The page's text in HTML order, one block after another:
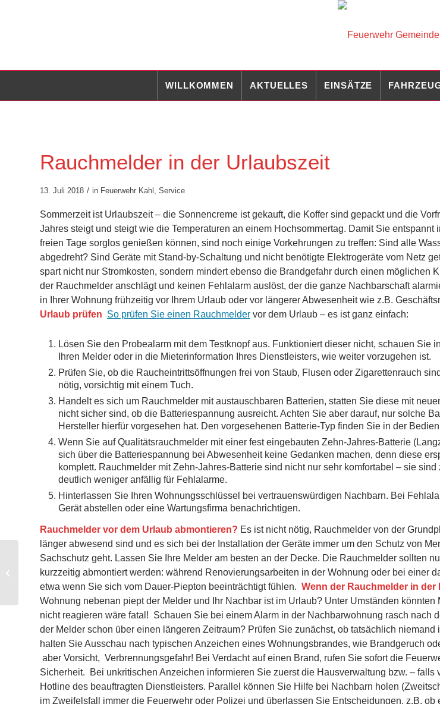
WILLKOMMEN AKTUELLES EINSÄTZE
Rauchmelder in der Urlaubszeit
13. Juli 2018 / in Feuerwehr Kahl , Service
Sommerzeit ist Urlaubszeit – die Sonnencreme ist gekauft, die Koffer sind gepackt und die
Jahres steigt und steigt wie die Temperaturen an einem Hochsommertag. Damit Sie entspannt
freien Tage sorglos genießen können, sind noch einige Vorkehrungen zu treffen: Sind alle
abgedreht? Sind Geräte mit Stand-by-Schaltung und nicht benötigte Elektrogeräte vom Netz
spart nicht nur Stromkosten, sondern mindert ebenso die Brandgefahr durch einen möglichen
der Rauchmelder anschlägt und keinen Fehlalarm auslöst, der die ganze Nachbarschaft
in Ihrer Wohnung frühzeitig vor Ihrem Urlaub oder vor längerer Abwesenheit wie z.B.
Urlaub prüfen So prüfen Sie einen Rauchmelder vor dem Urlaub – es ist ganz einfach:
Lösen Sie den Probealarm mit dem Testknopf aus. Funktioniert dieser nicht, schauen Sie
Ihren Melder oder in die Mieterinformation Ihres Dienstleisters, wie weiter vorzugehen ist.
Prüfen Sie, ob die Raucheintrittsöffnungen frei von Staub, Flusen oder Zigarettenrauch
nötig, vorsichtig mit einem Tuch.
Handelt es sich um Rauchmelder mit austauschbaren Batterien, statten Sie diese mit
nicht sicher sind, ob die Batteriespannung ausreicht. Achten Sie aber darauf, nur solche
Hersteller hierfür vorgesehen hat. Den vorgesehenen Batterie-Typ finden Sie in der
Wenn Sie auf Qualitätsrauchmelder mit einer fest eingebauten Zehn-Jahres-Batterie
sich über die Batteriespannung bei Abwesenheit keine Gedanken machen, denn diese
komplett. Rauchmelder mit Zehn-Jahres-Batterie sind nicht nur sehr komfortabel – sie
deutlich weniger anfällig für Fehlalarme.
Hinterlassen Sie Ihren Wohnungsschlüssel bei vertrauenswürdigen Nachbarn. Bei
Gerät abstellen oder eine Wartungsfirma benachrichtigen.
Rauchmelder vor dem Urlaub abmontieren? Es ist nicht nötig, Rauchmelder von der
länger abwesend sind und es sich bei der Installation der Geräte immer um den Schutz von
Sachschutz geht. Lassen Sie Ihre Melder am besten an der Decke. Die Rauchmelder sollten
kurzzeitig abmontiert werden: während Renovierungsarbeiten in der Wohnung oder bei einer
etwa wenn Sie sich vom Dauer-Piepton beeinträchtigt fühlen. Wenn der Rauchmelder in
Wohnung nebenan piept der Melder und Ihr Nachbar ist im Urlaub? Unter Umständen könnten
nicht reagieren wäre fatal! Schauen Sie bei einem Alarm in der Nachbarwohnung rasch nach
der Melder schon über einen längeren Zeitraum? Prüfen Sie zunächst, ob tatsächlich niemand
halten Sie Ausschau nach typischen Anzeichen eines Wohnungsbrandes, wie Brandgeruch
aber Vorsicht, Verbrennungsgefahr! Bei Verdacht auf einen Brand, rufen Sie sofort die
Sicherheit. Bei unkritischen Anzeichen informieren Sie zuerst die Hausverwaltung bzw. – falls
Hotline des beauftragten Dienstleisters. Parallel können Sie Hilfe bei Nachbarn holen
im Zweifelsfall immer die Feuerwehr oder Polizei und überlassen Sie Entscheidungen, z.B. ob
Gemeinsame Waldbrandübung